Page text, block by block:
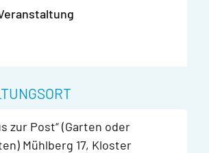
zur Post“ (Garten oder
Mühlberg 17, Kloster